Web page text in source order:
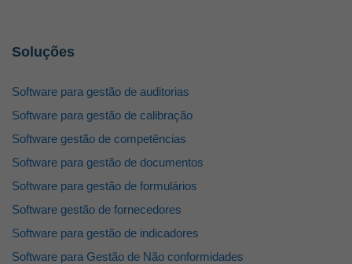
Soluções
Software para gestão de auditorias
Software para gestão de calibração
Software gestão de competências
Software para gestão de documentos
Software para gestão de formulários
Software gestão de fornecedores
Software para gestão de indicadores
Software para Gestão de Não conformidades